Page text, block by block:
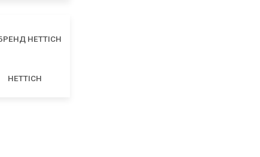
HETTICH